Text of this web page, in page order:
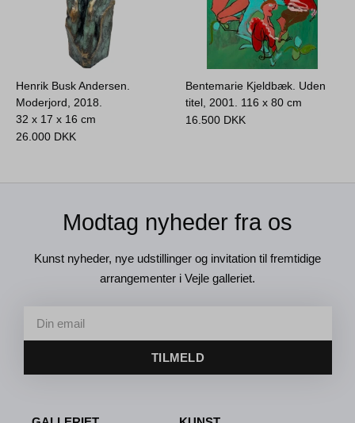
Henrik Busk Andersen.
Moderjord, 2018.
32 x 17 x 16 cm
26.000 DKK
Bentemarie Kjeldbæk. Uden
titel, 2001. 116 x 80 cm
16.500 DKK
Modtag nyheder fra os
Kunst nyheder, nye udstillinger og invitation til fremtidige
arrangementer i Vejle galleriet.
TILMELD